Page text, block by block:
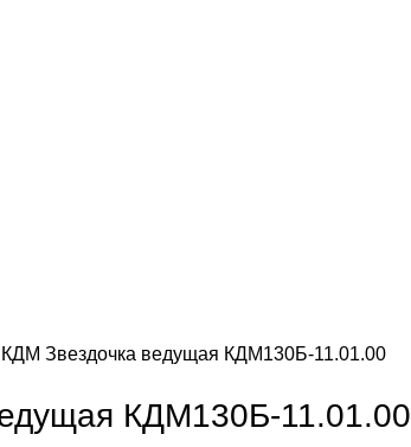
КДМ Звездочка ведущая КДМ130Б-11.01.00
КДМ130Б-11.01.00